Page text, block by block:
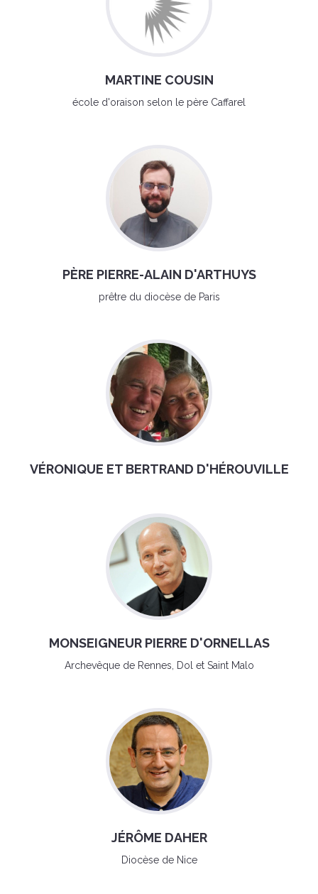
MARTINE COUSIN
école d'oraison selon le père Caffarel
PÈRE PIERRE-ALAIN D'ARTHUYS
prêtre du diocèse de Paris
VÉRONIQUE ET BERTRAND D'HÉROUVILLE
MONSEIGNEUR PIERRE D'ORNELLAS
Archevêque de Rennes, Dol et Saint Malo
JÉRÔME DAHER
Diocèse de Nice